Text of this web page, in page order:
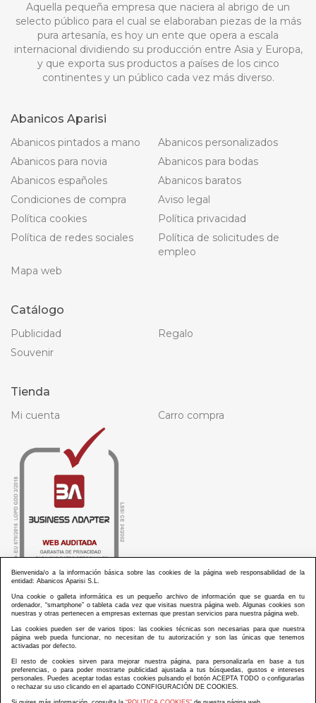
Aquella pequeña empresa que naciera al abrigo de un
selecto público para el cual se elaboraban piezas de la más
pura artesanía, es hoy un ente que opera a escala
internacional dividiendo su producción entre Asia y Europa,
y que exporta sus productos a países de los cinco
continentes y un público cada vez más diverso.
Abanicos Aparisi
Abanicos pintados a mano
Abanicos personalizados
Abanicos para novia
Abanicos para bodas
Abanicos españoles
Abanicos baratos
Condiciones de compra
Aviso legal
Política cookies
Política privacidad
Política de redes sociales
Política de solicitudes de
empleo
Mapa web
Catálogo
Publicidad
Regalo
Souvenir
Tienda
Mi cuenta Carro compra
ABANICOS APARISI S.L. ha recibido por parte de La Generalitat Valenciana, la cantidad de
100.000 € en apoyo al proyecto HISOLV/2021/3933/46 del PLAN EMPRESARIAL “PLAN RESISITIR
ABANICOS APARISI S.L. ha recibido por parte de La Generalitat Valenciana, la cantidad de 7.000
€ en apoyo al proyecto CMARTE/2021/265/46 del PLAN AYUDAS DIRECTAS ARTESANIA “CMARTE”.
Bienvenida/o a la información básica sobre las cookies de la página web responsabilidad de la
entidad: Abanicos Aparisi S.L.
Una cookie o galleta informática es un pequeño archivo de información que se guarda en tu
ordenador, “smartphone” o tableta cada vez que visitas nuestra página web. Algunas cookies son
nuestras y otras pertenecen a empresas externas que prestan servicios para nuestra página web.
Las cookies pueden ser de varios tipos: las cookies técnicas son necesarias para que nuestra
página web pueda funcionar, no necesitan de tu autorización y son las únicas que tenemos
activadas por defecto.
El resto de cookies sirven para mejorar nuestra página, para personalizarla en base a tus
preferencias, o para poder mostrarte publicidad ajustada a tus búsquedas, gustos e intereses
personales. Puedes aceptar todas estas cookies pulsando el botón ACEPTA TODO o configurarlas
o rechazar su uso clicando en el apartado CONFIGURACIÓN DE COOKIES.